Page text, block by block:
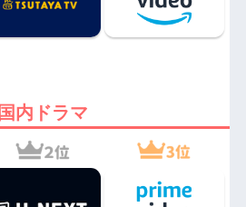
国内ドラマ